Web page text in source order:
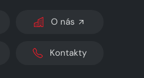
O nás
Kontakty